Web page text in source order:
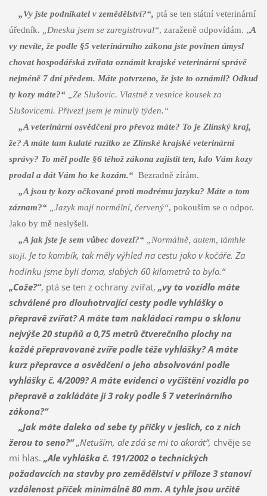
„Vy jste podnikatel v zemědělství?“, ptá se ten státní veterinární
úředník.
„Dneska jsem se zaregistroval“, zaraženě odpovídám. „A
vy nevíte, že podle §5 veterinárního zákona jste povinen úmysl
chovat hospodářská zvířata oznámit krajské veterinární správě
nejméně 7 dní předem. Máte potvrzeno, že jste to oznámil? Odkud
ty kozy máte?“
„Ze Slušovic. Vlastně z vesnice kousek za
Slušovicemi. Přivezl jsem je minulý týden.“
„A veterinární osvědčení pro převoz máte? To je Zlínský kraj,
že? A máte tam kulaté razítko ze Zlínské krajské veterinární
správy? To měl podle §6 téhož zákona zajistit ten, kdo Vám kozy
prodal a dát Vám ho ke kozám.“ Bezradně zírám.
„A jsou ty kozy očkované proti modrému jazyku? Máte o tom
záznam?“
„Jazyk mají normální, červený“, pokouším se o odpor.
Jako by mě neslyšeli.
„A jak jste je sem vůbec dovezl?“
„Normálně, autem, támhle
stojí. Je to kombík, tak měly výhled na cestu jako v kočáře. Za
hodinku jsme byli doma, slabých 60 kilometrů to bylo.“
„Cože?“, ptá se ten z ochrany zvířat, „vy to vozidlo máte
schválené pro dlouhotrvající cesty podle vyhlášky o
přepravě zvířat? A máte tam nakládací rampu o sklonu
nejvýše 20 stupňů a 0,75 metrů čtverečního plochy na
každé přepravované zvíře podle téže vyhlášky? A máte
kurz přepravce a osvědčení o jeho absolvování podle
vyhlášky č. 4/2009? A máte evidenci o vyčištění vozidla po
přepravě a zakládáte jí 3 roky podle § 7 veterinárního
zákona?“
„Jak máte daleko od sebe ty příčky v jeslích, co z nich
žerou to seno?“ „Netuším, ale zdá se mi to akorát“, chvěje se
mi hlas. „Ale vyhláška č. 191/2002 o technických
požadavcích na stavby pro zemědělství v příloze 3 stanoví
vzdálenost příček minimálně 80 mm. A tyhle jsou určitě